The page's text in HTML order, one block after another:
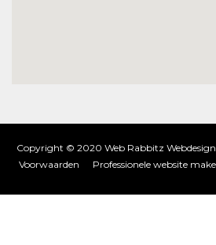
Copyright © 2020 Web Rabbitz Webdesign
Voorwaarden
Professionele website